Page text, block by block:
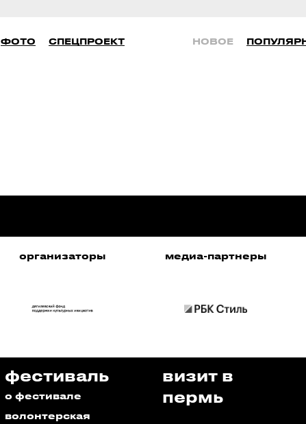
ФОТО СПЕЦПРОЕКТ НОВОЕ
организаторы медиа-партнеры
фестиваль
о фестивале
волонтерская
визит в
пермь